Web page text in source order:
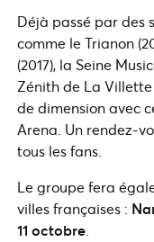
Déjà passé par des
comme le Trianon
(2017), la Seine
Zénith de La
de dimension avec
Arena. Un rendez-
tous les fans.
Le groupe fera
villes françaises :
11 octobre